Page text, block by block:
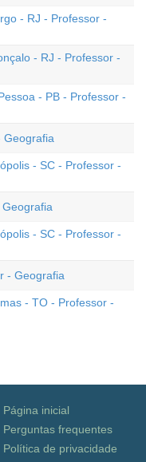
- RJ - Professor -
- RJ - Professor -
- PB - Professor -
Geografia
- SC - Professor -
- SC - Professor -
- Geografia
- TO - Professor -
Página inicial
Perguntas frequentes
Política de privacidade